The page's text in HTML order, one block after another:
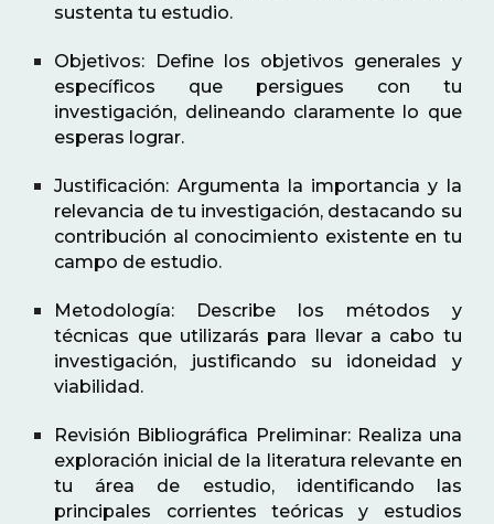
sustenta tu estudio.
Objetivos: Define los objetivos generales y
específicos que persigues con tu
investigación, delineando claramente lo que
esperas lograr.
Justificación: Argumenta la importancia y la
relevancia de tu investigación, destacando su
contribución al conocimiento existente en tu
campo de estudio.
Metodología: Describe los métodos y
técnicas que utilizarás para llevar a cabo tu
investigación, justificando su idoneidad y
viabilidad.
Revisión Bibliográfica Preliminar: Realiza una
exploración inicial de la literatura relevante en
tu área de estudio, identificando las
principales corrientes teóricas y estudios